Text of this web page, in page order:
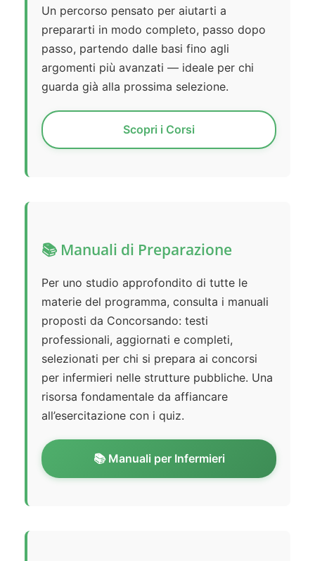
Un percorso pensato per aiutarti a
prepararti in modo completo, passo dopo
passo, partendo dalle basi fino agli
argomenti più avanzati — ideale per chi
guarda già alla prossima selezione.
Scopri i Corsi
📚 Manuali di Preparazione
Per uno studio approfondito di tutte le
materie del programma, consulta i manuali
proposti da Concorsando: testi
professionali, aggiornati e completi,
selezionati per chi si prepara ai concorsi
per infermieri nelle strutture pubbliche. Una
risorsa fondamentale da affiancare
all’esercitazione con i quiz.
📚 Manuali per Infermieri